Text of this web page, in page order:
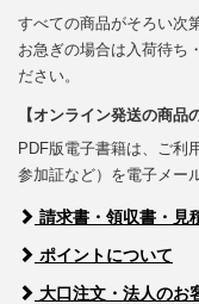
すべての商品がそろい次
お急ぎの場合は入荷待ち
ださい。
【オンライン発送の商品
PDF版電子書籍は、ご利
参加証など）を電子メー
請求書・領収書・見
ポイントについて
大口注文・法人のお